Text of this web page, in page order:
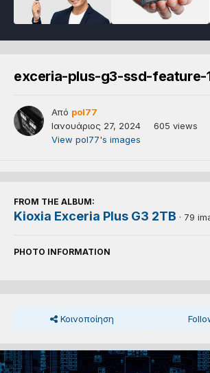
exceria-plus-g3-ssd-feature-
Από pol77
Ιανουάριος 27, 2024
605 views
View pol77's images
FROM THE ALBUM:
Kioxia Exceria Plus G3 2TB · 79
PHOTO INFORMATION
Κοινοποίηση